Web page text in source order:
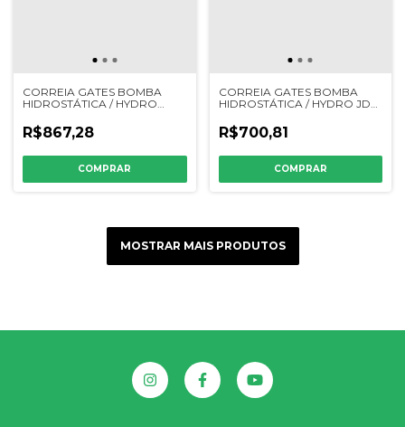
CORREIA GATES BOMBA
HIDROSTÁTICA / HYDRO
6200/6300/7200/7300/7500/7700/1165/1175
- 224224K - Z41721 - Z41728
R$867,28
CORREIA GATES BOMBA
HIDROSTÁTICA / HYDRO JD
224232K - Z46709
R$700,81
MOSTRAR MAIS PRODUTOS